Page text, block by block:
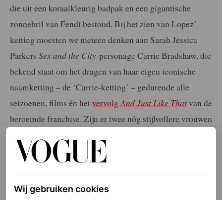
die uit een koraalkleurig badpak en een gigantische
zonnebril van Fendi bestond. Bij het zien van Lopez’
ketting moesten we meteen denken aan Sarah Jessica
Parkers Sex and the City-personage Carrie Bradshaw, die
bekend staat om het dragen van haar eigen iconische
naamketting – de ‘Carrie-ketting’ – gedurende alle
seizoenen, films én hetvervolgAnd Just Like Thatvan de
beroemde franchise. Zijn er twee nóg stijlvollere vrouwen
denken van niet.
Elke week onze beste artikelen in je inbox?
Wij gebruiken cookies